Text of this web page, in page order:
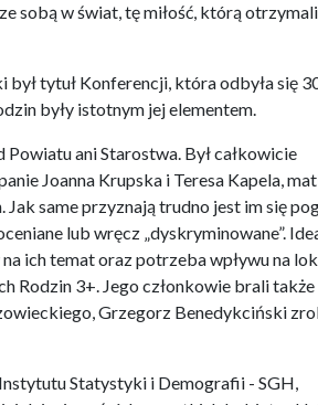
sobą w świat, tę miłość, którą
był tytuł Konferencji, która odbyła się
były istotnym jej elementem.
ani Starostwa. Był całkowicie
Joanna Krupska i Teresa Kapela,
Jak same przyznają trudno jest im się
lub wręcz „dyskryminowane”.
ich temat oraz potrzeba wpływu na
Rodzin 3+. Jego członkowie brali także
Grzegorz Benedykciński
Statystyki i Demografii - SGH,